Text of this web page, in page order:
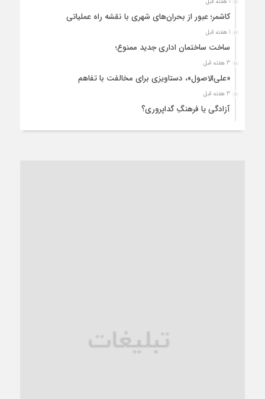
کاشمر؛ عبور از بحران‌های شهری با نقشه راه عملیاتی
1 هفته قبل
ساخت ساختمان اداری جدید ممنوع؛
3 هفته قبل
«علی‌الاصول»، دستاویزی برای مخالفت با تفاهم
3 هفته قبل
آزادگی یا فرهنگِ گداپروری؟
ترجیح عقلانیت ایرانی بر دیدگاه‌های آخرالزمانی